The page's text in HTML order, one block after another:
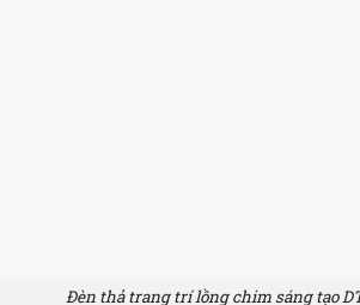
Đèn thả trang trí lồng chim sáng tạo